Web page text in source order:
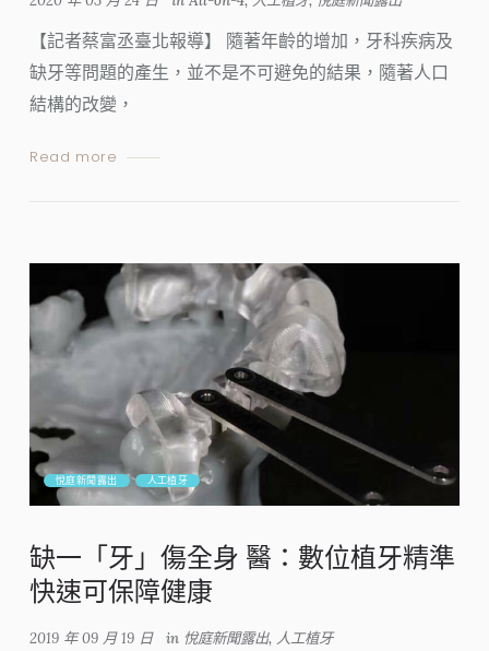
【記者蔡富丞臺北報導】 隨著年齡的增加，牙科疾病及
缺牙等問題的產生，並不是不可避免的結果，隨著人口
結構的改變，
Read more
悅庭新聞露出 人工植牙
缺一「牙」傷全身 醫：數位植牙精準
快速可保障健康
2019 年 09 月 19 日 in 悅庭新聞露出, 人工植牙